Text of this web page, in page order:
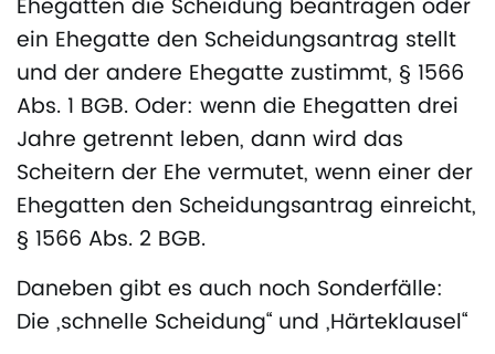
Ehegatten die Scheidung beantragen oder
ein Ehegatte den Scheidungsantrag stellt
und der andere Ehegatte zustimmt, § 1566
Abs. 1 BGB. Oder: wenn die Ehegatten drei
Jahre getrennt leben, dann wird das
Scheitern der Ehe vermutet, wenn einer der
Ehegatten den Scheidungsantrag einreicht,
§ 1566 Abs. 2 BGB.
Daneben gibt es auch noch Sonderfälle:
Die „schnelle Scheidung“ und „Härteklausel“